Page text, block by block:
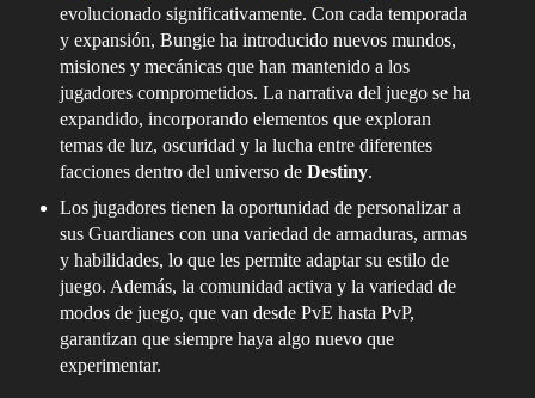
evolucionado significativamente. Con cada temporada
y expansión, Bungie ha introducido nuevos mundos,
misiones y mecánicas que han mantenido a los
jugadores comprometidos. La narrativa del juego se ha
expandido, incorporando elementos que exploran
temas de luz, oscuridad y la lucha entre diferentes
facciones dentro del universo de Destiny.
Los jugadores tienen la oportunidad de personalizar a
sus Guardianes con una variedad de armaduras, armas
y habilidades, lo que les permite adaptar su estilo de
juego. Además, la comunidad activa y la variedad de
modos de juego, que van desde PvE hasta PvP,
garantizan que siempre haya algo nuevo que
experimentar.